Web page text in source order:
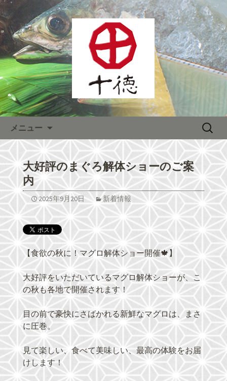
熊本をメインに全国へチェー
ン展開する居酒屋「株式会社十
徳」最新情報
熊本をメインに全国へチェーン展開す
る居酒屋「株式会社十徳」宴会が人
気！
メニュー
検
大好評のまぐろ解体ショーのご案
内
2025年9月20日 新着情報
【食欲の秋に！マグロ解体ショー開催🍁】
大好評をいただいているマグロ解体ショーが、こ
の秋も各地で開催されます！
目の前で豪快にさばかれる新鮮なマグロは、まさ
に圧巻。
見て楽しい、食べて美味しい、最高の体験をお届
けします！